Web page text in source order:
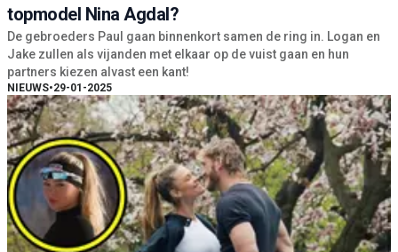
topmodel Nina Agdal?
De gebroeders Paul gaan binnenkort samen de ring in. Logan en
Jake zullen als vijanden met elkaar op de vuist gaan en hun
partners kiezen alvast een kant!
NIEUWS•29-01-2025